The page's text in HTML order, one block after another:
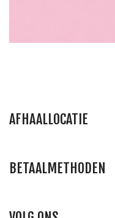
AFHAALLOCATIE
BETAALMETHODEN